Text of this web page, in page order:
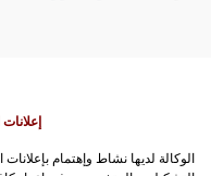
الوكالة لديها نشاط وإهتمام